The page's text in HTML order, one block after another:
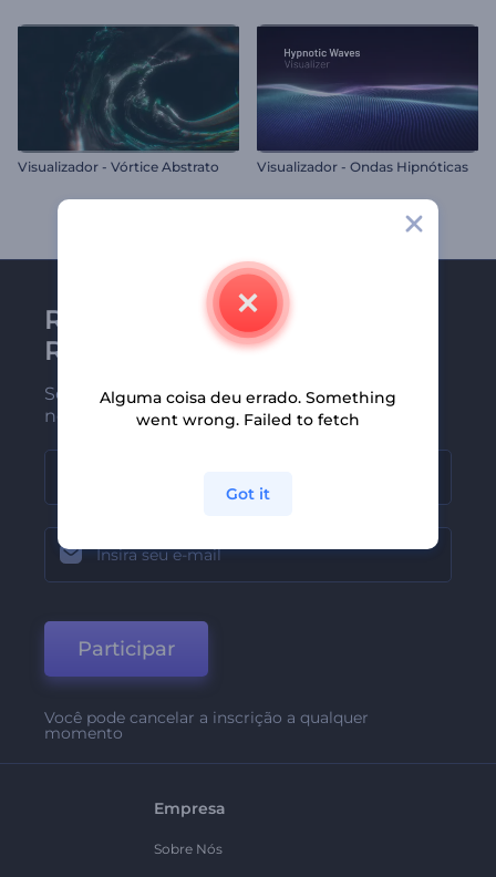
Visualizador - Vórtice Abstrato Visualizador - Ondas Hipnóticas
Receba a newsletter da
Renderforest
Seja um dos primeiros a receber
nossas últimas novidades e ofertas
Participar
Você pode cancelar a inscrição a qualquer
momento
Empresa
Sobre Nós
Alguma coisa deu errado. Something
went wrong. Failed to fetch
Got it